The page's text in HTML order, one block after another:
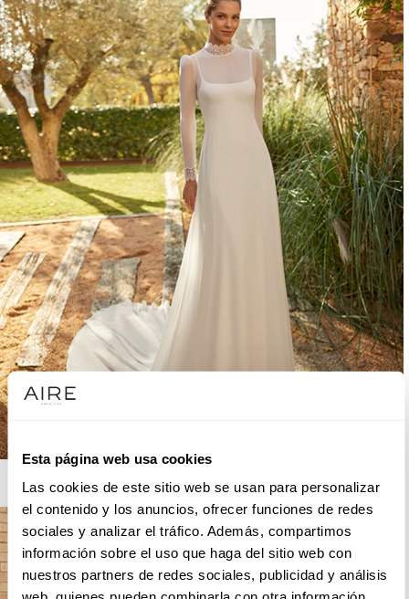
Esta página web usa cookies
Las cookies de este sitio web se usan para personalizar
el contenido y los anuncios, ofrecer funciones de redes
sociales y analizar el tráfico. Además, compartimos
información sobre el uso que haga del sitio web con
nuestros partners de redes sociales, publicidad y análisis